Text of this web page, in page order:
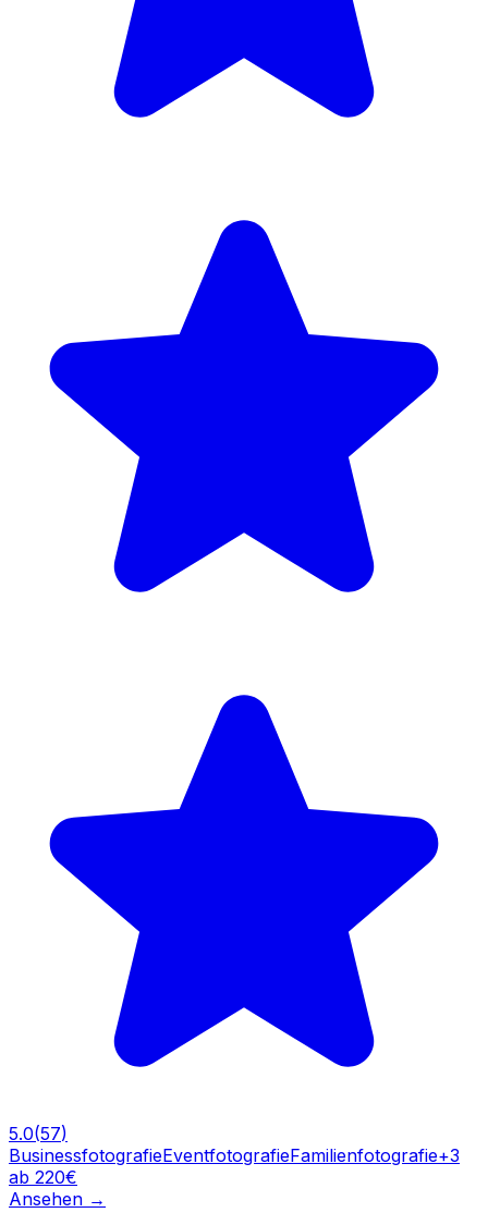
5.0(57)
BusinessfotografieEventfotografieFamilienfotografie+3
ab 220€
Ansehen →